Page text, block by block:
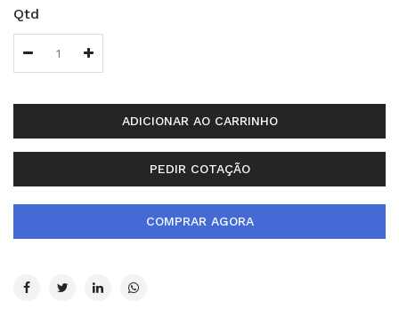
Qtd
ADICIONAR AO CARRINHO
PEDIR COTAÇÃO
COMPRAR AGORA